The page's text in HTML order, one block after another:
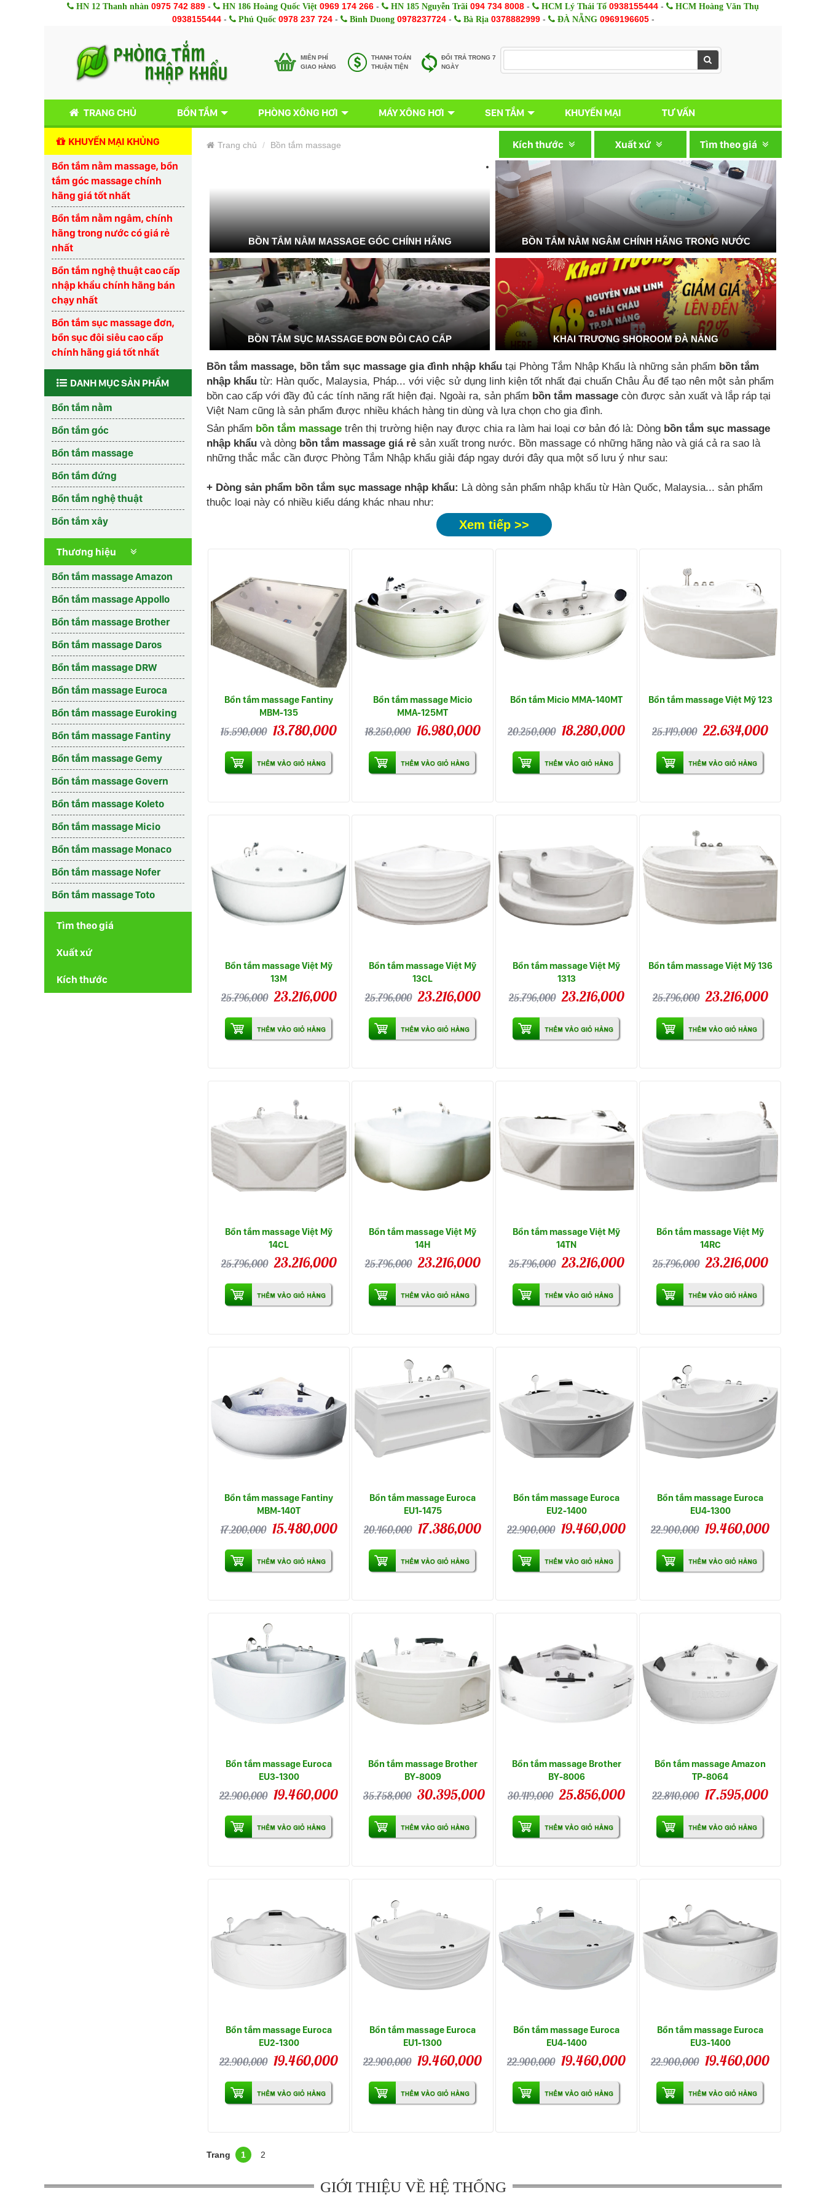
HN 12 Thanh nhàn 0975 742 889 - HN 186 Hoàng Quốc Việt 0969 174 266 - HN 185 Nguyễn Trãi 094 734 8008 - HCM Lý Thái Tổ 0938155444 - HCM Hoàng Văn Thụ
0938155444- Phú Quốc 0978 237 724- Bình Duong 0978237724- Bà Rịa 0378882999- ĐÀ NẴNG 0969196605-
MIÊN PHÍ
GIAO HÀNG
THANH TOÁN
THUẬN TIỆN
ĐỔI TRẢ TRONG 7
NGÀY
TRANG CHỦ BỒN TẮM PHÒNG XÔNG HƠI MÁY XÔNG HƠI SEN TẮM KHUYẾN MẠI TƯ VẤN
KHUYẾN MẠI KHỦNG
Bồn tắm nằm massage, bồn
tắm góc massage chính
hãng giá tốt nhất
Bồn tắm nằm ngâm, chính
hãng trong nước có giá rẻ
nhất
Bồn tắm nghệ thuật cao cấp
nhập khẩu chính hãng bán
chạy nhất
Bồn tắm sục massage đơn,
bồn sục đôi siêu cao cấp
chính hãng giá tốt nhất
DANH MỤC SẢN PHẨM
Bồn tắm nằm
Bồn tắm góc
Bồn tắm massage
Bồn tắm đứng
Bồn tắm nghệ thuật
Bồn tắm xây
Thương hiệu
Bồn tắm massage Amazon
Bồn tắm massage Appollo
Bồn tắm massage Brother
Bồn tắm massage Daros
Bồn tắm massage DRW
Bồn tắm massage Euroca
Bồn tắm massage Euroking
Bồn tắm massage Fantiny
Bồn tắm massage Gemy
Bồn tắm massage Govern
Bồn tắm massage Koleto
Bồn tắm massage Micio
Bồn tắm massage Monaco
Bồn tắm massage Nofer
Bồn tắm massage Toto
Tìm theo giá
Xuất xứ
Kích thước
Trang chủ Bồn tắm massage Tìm theo giá
Xuất xứ
Kích thước
BỒN TẮM NẰM MASSAGE GÓC CHÍNH HÃNG BỒN TẮM NẰM NGÂM CHÍNH HÃNG TRONG NƯỚC
BỒN TẮM SỤC MASSAGE ĐƠN ĐÔI CAO CẤP KHAI TRƯƠNG SHOROOM ĐÀ NẴNG
Bồn tắm massage, bồn tắm sục massage gia đình nhập khẩu tại Phòng Tắm Nhập Khẩu là những sản phẩm bồn tắm
nhập khẩu từ: Hàn quốc, Malaysia, Pháp... với việc sử dụng linh kiện tốt nhất đại chuẩn Châu Âu để tạo nên một sản phẩm
bồn cao cấp với đầy đủ các tính năng rất hiện đại. Ngoài ra, sản phẩm bồn tắm massage còn được sản xuất và lắp ráp tại
Việt Nam cũng là sản phẩm được nhiều khách hàng tin dùng và lựa chọn cho gia đình.
Sản phẩm bồn tắm massage trên thị trường hiện nay được chia ra làm hai loại cơ bản đó là: Dòng bồn tắm sục massage
nhập khẩu và dòng bồn tắm massage giá rẻ sản xuất trong nước. Bồn massage có những hãng nào và giá cả ra sao là
những thắc mắc cần được Phòng Tắm Nhập khẩu giải đáp ngay dưới đây qua một số lưu ý như sau:
+ Dòng sản phẩm bồn tắm sục massage nhập khẩu: Là dòng sản phẩm nhập khẩu từ Hàn Quốc, Malaysia... sản phẩm
thuộc loại này có nhiều kiểu dáng khác nhau như:
Xem tiếp >>
Bồn tắm massage Fantiny
MBM-135
15.590,000 13.780,000
Bồn tắm massage Micio
MMA-125MT
18.250,000 16.980,000
Bồn tắm Micio MMA-140MT
20.250,000 18.280,000
Bồn tắm massage Việt Mỹ 123
25.149,000 22.634,000
Bồn tắm massage Việt Mỹ
13M
25.796,000 23.216,000
Bồn tắm massage Việt Mỹ
13CL
25.796,000 23.216,000
Bồn tắm massage Việt Mỹ
1313
25.796,000 23.216,000
Bồn tắm massage Việt Mỹ 136
25.796,000 23.216,000
Bồn tắm massage Việt Mỹ
14CL
25.796,000 23.216,000
Bồn tắm massage Việt Mỹ
14H
25.796,000 23.216,000
Bồn tắm massage Việt Mỹ
14TN
25.796,000 23.216,000
Bồn tắm massage Việt Mỹ
14RC
25.796,000 23.216,000
Bồn tắm massage Fantiny
MBM-140T
17.200,000 15.480,000
Bồn tắm massage Euroca
EU1-1475
20.460,000 17.386,000
Bồn tắm massage Euroca
EU2-1400
22.900,000 19.460,000
Bồn tắm massage Euroca
EU4-1300
22.900,000 19.460,000
Bồn tắm massage Euroca
EU3-1300
22.900,000 19.460,000
Bồn tắm massage Brother
BY-8009
35.758,000 30.395,000
Bồn tắm massage Brother
BY-8006
30.419,000 25.856,000
Bồn tắm massage Amazon
TP-8064
22.840,000 17.595,000
Bồn tắm massage Euroca
EU2-1300
22.900,000 19.460,000
Bồn tắm massage Euroca
EU1-1300
22.900,000 19.460,000
Bồn tắm massage Euroca
EU4-1400
22.900,000 19.460,000
Bồn tắm massage Euroca
EU3-1400
22.900,000 19.460,000
1 2